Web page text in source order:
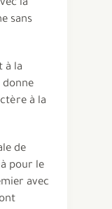
la
sans
à la
donne
à la
de
pour le
avec